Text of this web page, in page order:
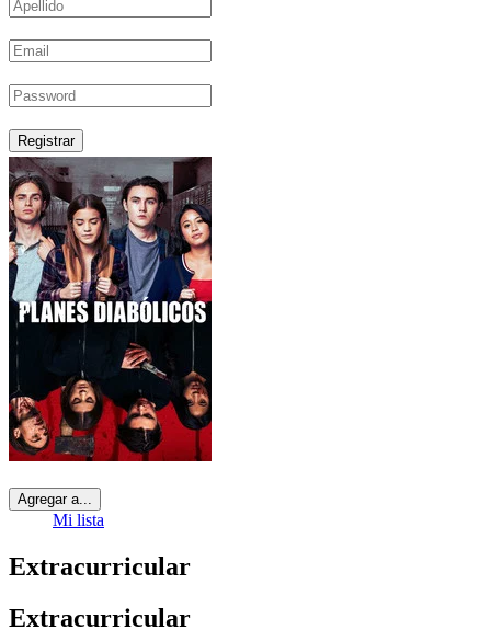
Registrar
Agregar a...
Mi lista
Extracurricular
Extracurricular